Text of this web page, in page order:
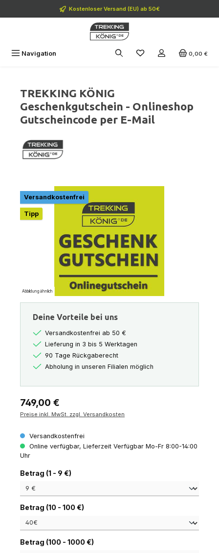
Zum Hauptinhalt springenKostenloser Versand (EU) ab 50€
Navigation 0,00 €
TREKKING KÖNIG
Geschenkgutschein - Onlineshop
Gutscheincode per E-Mail
Bildergalerie überspringen
Versandkostenfrei
Tipp
Abbildung ähnlich
Deine Vorteile bei uns
Versandkostenfrei ab 50 €
Lieferung in 3 bis 5 Werktagen
90 Tage Rückgaberecht
Abholung in unseren Filialen möglich
Regulärer Preis:
749,00 €
Preise inkl. MwSt. zzgl. Versandkosten
Versandkostenfrei
Online verfügbar, Lieferzeit Verfügbar Mo-Fr 8:00-14:00
Uhr
Betrag (1 - 9 €)auswählen
Betrag (10 - 100 €)auswählen
Betrag (100 - 1000 €)auswählen